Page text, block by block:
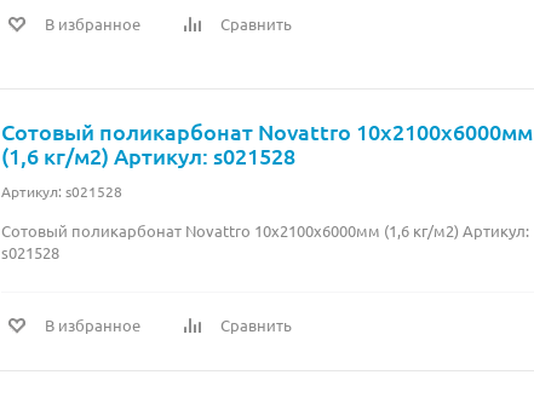
В избранное Сравнить
Сотовый поликарбонат Novattro 10х2100х6000мм
(1,6 кг/м2) Артикул: s021528
Артикул: s021528
Сотовый поликарбонат Novattro 10х2100х6000мм (1,6 кг/м2) Артикул:
s021528
В избранное Сравнить